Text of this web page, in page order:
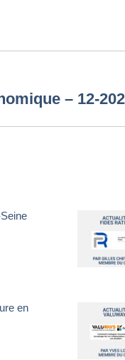
– 12-
en